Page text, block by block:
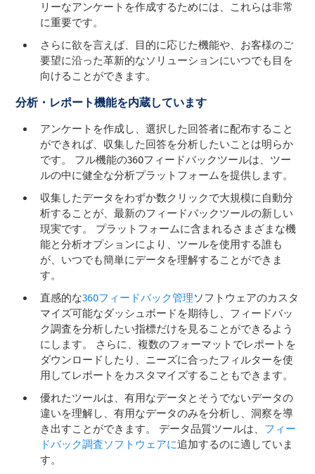
リーなアンケートを作成するためには、これらは非常
に重要です。
さらに欲を言えば、目的に応じた機能や、お客様のご
要望に沿った革新的なソリューションにいつでも目を
向けることができます。
分析・レポート機能を内蔵しています
アンケートを作成し、選択した回答者に配布すること
ができれば、収集した回答を分析したいことは明らか
です。 フル機能の360フィードバックツールは、ツー
ルの中に健全な分析プラットフォームを提供します。
収集したデータをわずか数クリックで大規模に自動分
析することが、最新のフィードバックツールの新しい
現実です。 プラットフォームに含まれるさまざまな機
能と分析オプションにより、ツールを使用する誰も
が、いつでも簡単にデータを理解することができま
す。
直感的な360フィードバック管理ソフトウェアのカスタ
マイズ可能なダッシュボードを期待し、フィードバッ
ク調査を分析したい指標だけを見ることができるよう
にします。 さらに、複数のフォーマットでレポートを
ダウンロードしたり、ニーズに合ったフィルターを使
用してレポートをカスタマイズすることもできます。
優れたツールは、有用なデータとそうでないデータの
違いを理解し、有用なデータのみを分析し、洞察を導
き出すことができます。 データ品質ツールは、 フィー
ドバック調査ソフトウェアに追加するのに適していま
す。